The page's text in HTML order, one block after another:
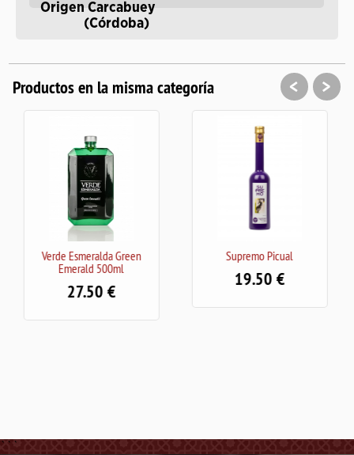
Origen Carcabuey
(Córdoba)
Productos en la misma categoría
Supremo Picual
19.50
Verde Esmeralda Pink
28.00
< >
```